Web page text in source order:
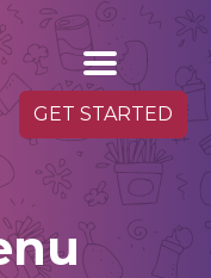
GET STARTED